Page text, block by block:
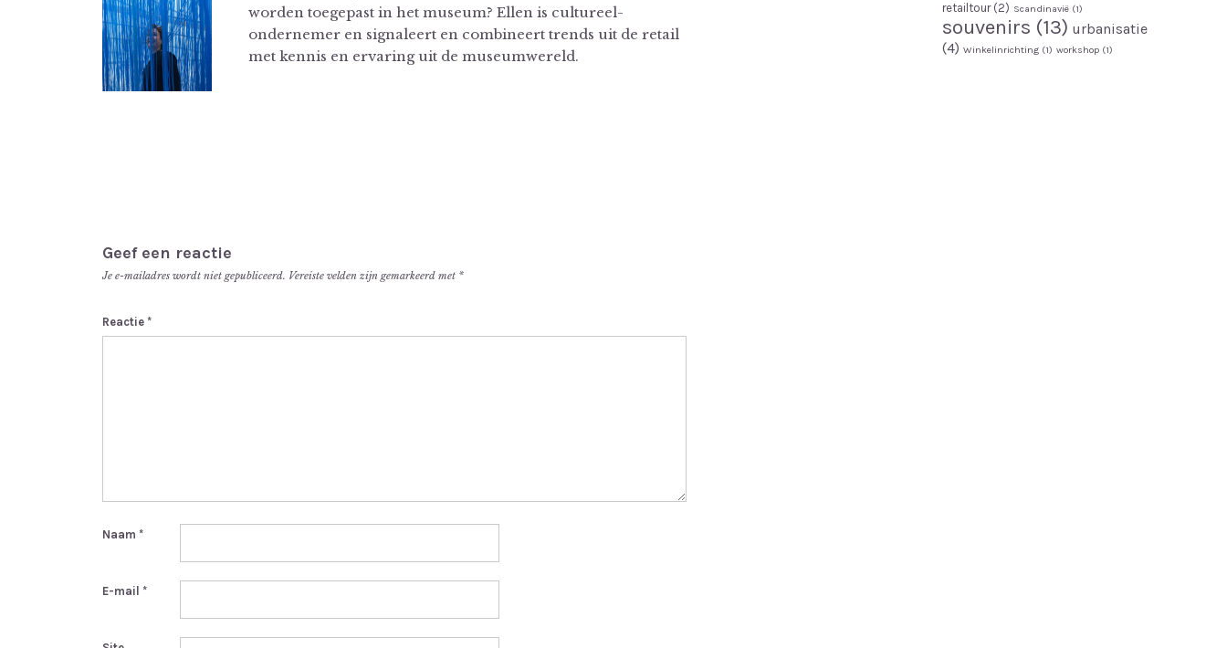
worden toegepast in het museum? Ellen is cultureel-
ondernemer en signaleert en combineert trends uit de retail
met kennis en ervaring uit de museumwereld.
Geef een reactie
Je e-mailadres wordt niet gepubliceerd. Vereiste velden zijn gemarkeerd met *
Reactie *
Naam *
E-mail *
retailtour(2) Scandinavië (1)
souvenirs (13) urbanisatie
(4) Winkelinrichting (1) workshop (1)